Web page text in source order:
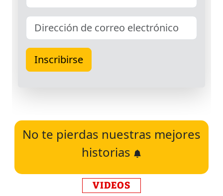
No te pierdas nuestras mejores
historias
VIDEOS